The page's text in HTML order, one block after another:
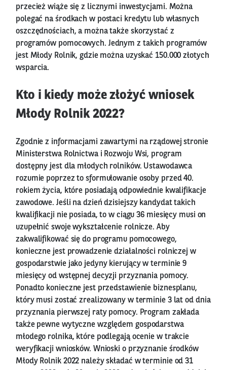
przecież wiąże się z licznymi inwestycjami. Można
polegać na środkach w postaci kredytu lub własnych
oszczędnościach, a można także skorzystać z
programów pomocowych. Jednym z takich programów
jest Młody Rolnik, gdzie można uzyskać 150.000 złotych
wsparcia.
Kto i kiedy może złożyć wniosek
Młody Rolnik 2022?
Zgodnie z informacjami zawartymi na rządowej stronie
Ministerstwa Rolnictwa i Rozwoju Wsi, program
dostępny jest dla młodych rolników. Ustawodawca
rozumie poprzez to sformułowanie osoby przed 40.
rokiem życia, które posiadają odpowiednie kwalifikacje
zawodowe. Jeśli na dzień dzisiejszy kandydat takich
kwalifikacji nie posiada, to w ciągu 36 miesięcy musi on
uzupełnić swoje wykształcenie rolnicze. Aby
zakwalifikować się do programu pomocowego,
konieczne jest prowadzenie działalności rolniczej w
gospodarstwie jako jedyny kierujący w terminie 9
miesięcy od wstępnej decyzji przyznania pomocy.
Ponadto konieczne jest przedstawienie biznesplanu,
który musi zostać zrealizowany w terminie 3 lat od dnia
przyznania pierwszej raty pomocy. Program zakłada
także pewne wytyczne względem gospodarstwa
młodego rolnika, które podlegają ocenie w trakcie
weryfikacji wniosków. Wnioski o przyznanie środków
Młody Rolnik 2022 należy składać w terminie od 31